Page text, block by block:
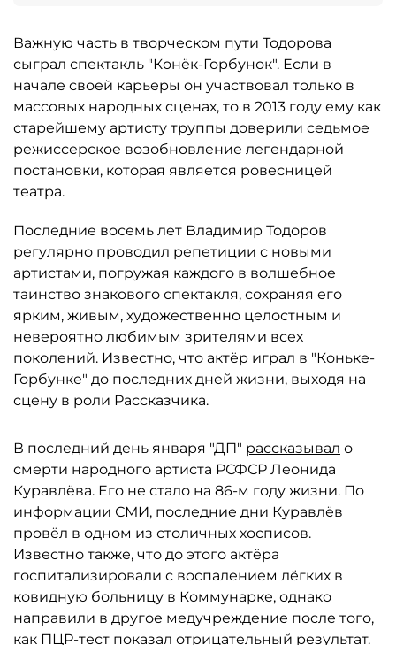
Важную часть в творческом пути Тодорова
сыграл спектакль "Конёк-Горбунок". Если в
начале своей карьеры он участвовал только в
массовых народных сценах, то в 2013 году ему как
старейшему артисту труппы доверили седьмое
режиссерское возобновление легендарной
постановки, которая является ровесницей
театра.
Последние восемь лет Владимир Тодоров
регулярно проводил репетиции с новыми
артистами, погружая каждого в волшебное
таинство знакового спектакля, сохраняя его
ярким, живым, художественно целостным и
невероятно любимым зрителями всех
поколений. Известно, что актёр играл в "Коньке-
Горбунке" до последних дней жизни, выходя на
сцену в роли Рассказчика.
В последний день января "ДП" рассказывал о
смерти народного артиста РСФСР Леонида
Куравлёва. Его не стало на 86-м году жизни. По
информации СМИ, последние дни Куравлёв
провёл в одном из столичных хосписов.
Известно также, что до этого актёра
госпитализировали с воспалением лёгких в
ковидную больницу в Коммунарке, однако
направили в другое медучреждение после того,
как ПЦР-тест показал отрицательный результат.